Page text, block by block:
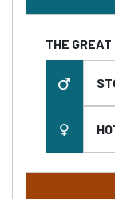
THE GREAT